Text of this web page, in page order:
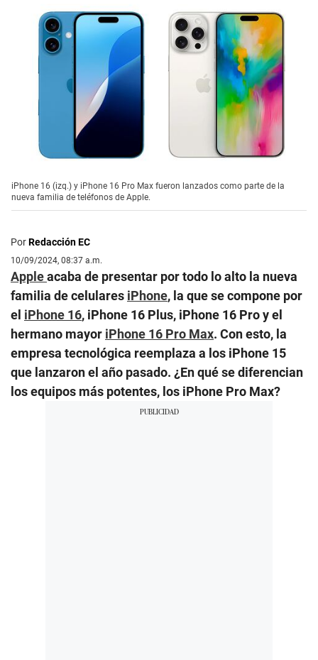
iPhone 16 (izq.) y iPhone 16 Pro Max fueron lanzados como parte de la
nueva familia de teléfonos de Apple.
PorRedacción EC
10/09/2024, 08:37 a.m.
Appleacaba de presentar por todo lo alto la nueva
familia de celulares iPhone, la que se compone por
el iPhone 16, iPhone 16 Plus, iPhone 16 Pro y el
hermano mayor iPhone 16 Pro Max. Con esto, la
empresa tecnológica reemplaza a los iPhone 15
que lanzaron el año pasado. ¿En qué se diferencian
los equipos más potentes, los iPhone Pro Max?